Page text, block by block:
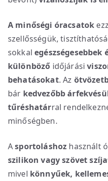
A minőségi óracsatok
szellősségük,
sokkalegészségesebbek
különböző időjárási
behatásokat. Az
bár kedvezőbb
tűréshatárral
minőségben.
Asportoláshoz használt
szilikon vagy szövet
mivel könnyűek,